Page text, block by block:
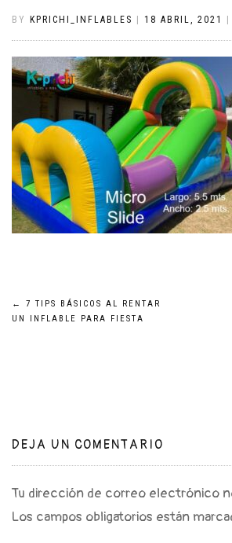
BY KPRICHI_INFLABLES 18 ABRIL, 2021
Navegación
←
7 TIPS BÁSICOS AL RENTAR
UN INFLABLE PARA FIESTA
DEJA UN COMENTARIO
Tu dirección de correo electrónico
Los campos obligatorios están